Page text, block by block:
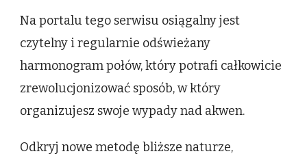
Na portalu tego serwisu osiągalny jest
czytelny i regularnie odświeżany
harmonogram połów, który potrafi całkowicie
zrewolucjonizować sposób, w który
organizujesz swoje wypady nad akwen.
Odkryj nowe metodę bliższe naturze,